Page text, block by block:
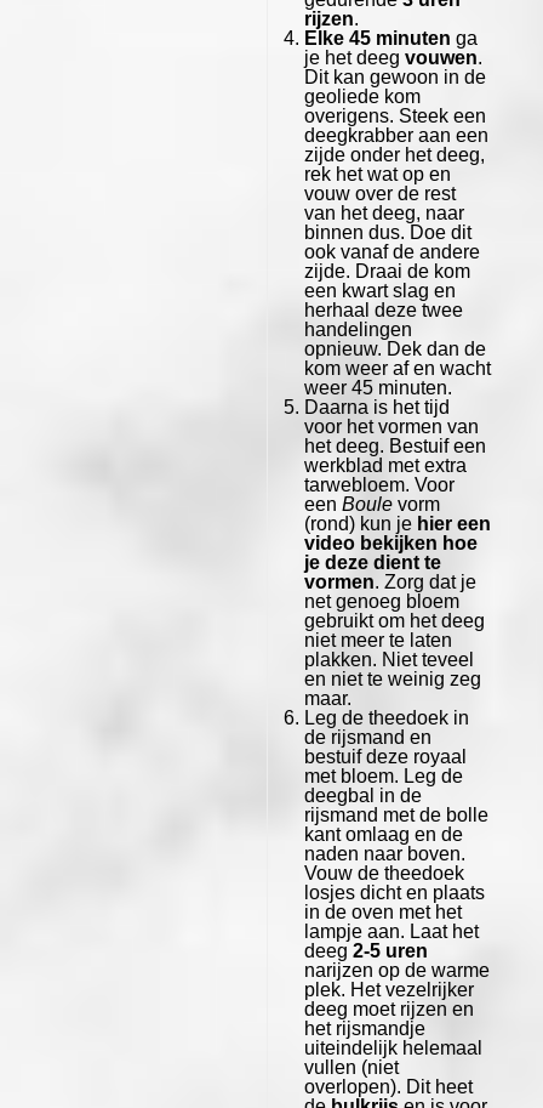
rijzen.
Elke 45 minuten ga
je het deeg vouwen.
Dit kan gewoon in de
geoliede kom
overigens. Steek een
deegkrabber aan een
zijde onder het deeg,
rek het wat op en
vouw over de rest
van het deeg, naar
binnen dus. Doe dit
ook vanaf de andere
zijde. Draai de kom
een kwart slag en
herhaal deze twee
handelingen
opnieuw. Dek dan de
kom weer af en wacht
weer 45 minuten.
Daarna is het tijd
voor het vormen van
het deeg. Bestuif een
werkblad met extra
tarwebloem. Voor
een Boule vorm
(rond) kun je hier een
video bekijken hoe
je deze dient te
vormen. Zorg dat je
net genoeg bloem
gebruikt om het deeg
niet meer te laten
plakken. Niet teveel
en niet te weinig zeg
maar.
Leg de theedoek in
de rijsmand en
bestuif deze royaal
met bloem. Leg de
deegbal in de
rijsmand met de bolle
kant omlaag en de
naden naar boven.
Vouw de theedoek
losjes dicht en plaats
in de oven met het
lampje aan. Laat het
deeg 2-5 uren
narijzen op de warme
plek. Het vezelrijker
deeg moet rijzen en
het rijsmandje
uiteindelijk helemaal
vullen (niet
overlopen). Dit heet